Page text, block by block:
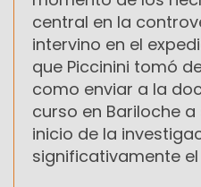
central en la
intervino en el
que Piccinini tomó
como enviar a la
curso en Bariloche
inicio de la
significativamente